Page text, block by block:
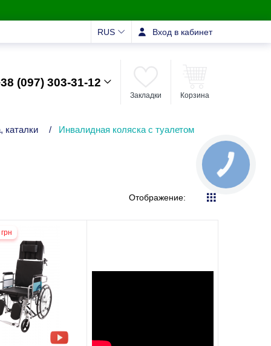
RUS Вход в кабинет
(097) 303-31-12
Закладки Корзина
каталки / Инвалидная коляска с туалетом
Отображение: